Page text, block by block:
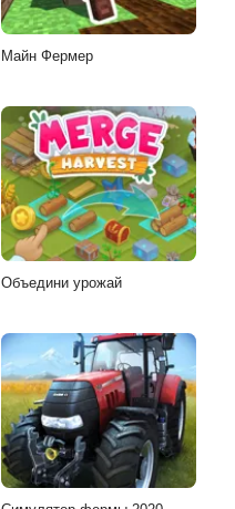
Майн Фермер
Объедини урожай